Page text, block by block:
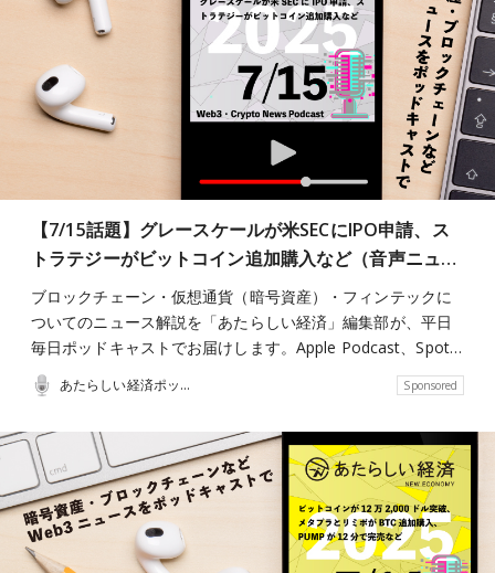
【7/15話題】グレースケールが米SECにIPO申請、ス
トラテジーがビットコイン追加購入など（音声ニュ…
ブロックチェーン・仮想通貨（暗号資産）・フィンテックに
ついてのニュース解説を「あたらしい経済」編集部が、平日
毎日ポッドキャストでお届けします。Apple Podcast、Spot…
あたらしい経済ポッドキャスト Sponsored